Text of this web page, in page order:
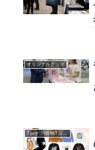
オリジナルグッズ
Tシャツ/長袖Tシャツ